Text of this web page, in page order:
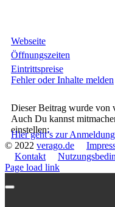
Webseite
Öffnungszeiten
Eintrittspreise
Fehler oder Inhalte melden
Dieser Beitrag wurde von
Auch Du kannst
einstellen:
Hier geht’s zur Anmeldung
© 2022 verago.de
Kontakt
Page load link